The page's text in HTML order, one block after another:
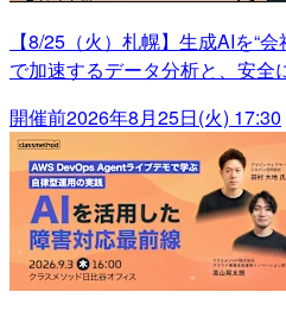
【8/25（火）札幌】生成AIを“
で加速するデータ分析と、安全
開催前2026年8月25日(火) 17:30